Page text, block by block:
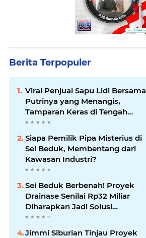
Berita Terpopuler
Viral Penjual Sapu Lidi Bersama
Putrinya yang Menangis,
Tamparan Keras di Tengah
Maraknya Korupsi
Siapa Pemilik Pipa Misterius di
Sei Beduk, Membentang dari
Kawasan Industri?
Sei Beduk Berbenah! Proyek
Drainase Senilai Rp32 Miliar
Diharapkan Jadi Solusi
Permanen Atasi Banjir
Jimmi Siburian Tinjau Proyek